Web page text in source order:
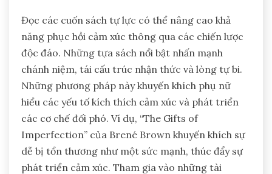
Đọc các cuốn sách tự lực có thể nâng cao khả
năng phục hồi cảm xúc thông qua các chiến lược
độc đáo. Những tựa sách nổi bật nhấn mạnh
chánh niệm, tái cấu trúc nhận thức và lòng tự bi.
Những phương pháp này khuyến khích phụ nữ
hiểu các yếu tố kích thích cảm xúc và phát triển
các cơ chế đối phó. Ví dụ, “The Gifts of
Imperfection” của Brené Brown khuyến khích sự
dễ bị tổn thương như một sức mạnh, thúc đẩy sự
phát triển cảm xúc. Tham gia vào những tài